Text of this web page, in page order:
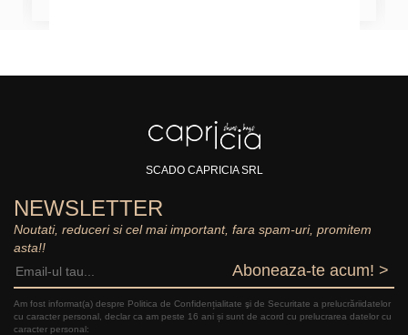
SCADO CAPRICIA SRL
NEWSLETTER
Noutati, reduceri si cel mai important, fara spam-uri, promitem
asta!!
Aboneaza-te acum! >
Am fost informat(a) despre Politica de Confidențialitate şi de Securitate a prelucrăriidatelor
cu caracter personal, declar ca am peste 16 ani și sunt de acord cu prelucrarea datelor cu
caracter personal: